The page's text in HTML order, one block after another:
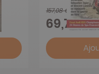
157,08 €
69,70 €